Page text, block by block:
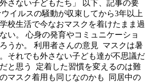
さない子どもたち」 以下、記事の要
イルスの騒動が収束してから3年以上
校生活で今なおマスクを着けたまま過
い。 心身の発育やコミュニケーショ
うか。 利用者さんの意見 マスクは暑
それでも外さない子ども達が不思議だ
と思う 定着した習慣を変えるのは難
マスク着用も同じなのかも 同居中の